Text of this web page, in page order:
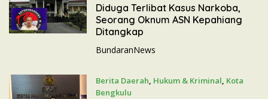
26 Mei 2026
Diduga Terlibat Kasus Narkoba,
Seorang Oknum ASN Kepahiang
Ditangkap
BundaranNews
Berita Daerah, Hukum & Kriminal, Kota
Bengkulu